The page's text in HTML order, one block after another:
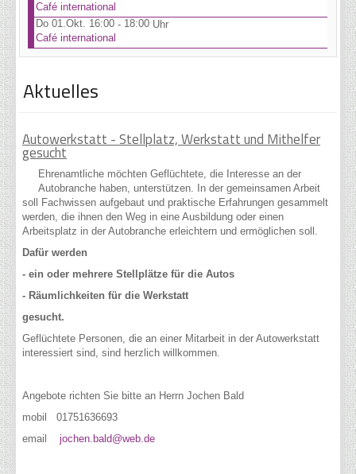
Café international
Do 01.Okt. 16:00 - 18:00 Uhr
Café international
Aktuelles
Autowerkstatt - Stellplatz, Werkstatt und Mithelfer
gesucht
Ehrenamtliche möchten Geflüchtete, die Interesse an der
Autobranche haben, unterstützen. In der gemeinsamen Arbeit
soll Fachwissen aufgebaut und praktische Erfahrungen gesammelt
werden, die ihnen den Weg in eine Ausbildung oder einen
Arbeitsplatz in der Autobranche erleichtern und ermöglichen soll.
Dafür werden
- ein oder mehrere Stellplätze für die Autos
- Räumlichkeiten für die Werkstatt
gesucht.
Geflüchtete Personen, die an einer Mitarbeit in der Autowerkstatt
interessiert sind, sind herzlich willkommen.
Angebote richten Sie bitte an Herrn Jochen Bald
mobil 01751636693
emailjochen.bald@web.de